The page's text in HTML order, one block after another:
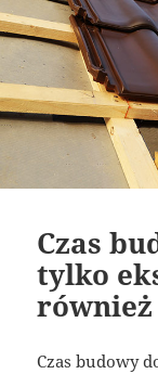
Czas
tylko
również
Czas budowy